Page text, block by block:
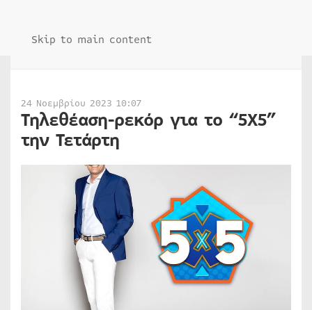
Skip to main content
24 Νοεμβρίου 2023 10:07
Τηλεθέαση-ρεκόρ για το “5Χ5”
την Τετάρτη